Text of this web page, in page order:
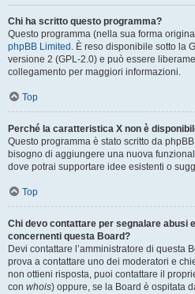
Chi ha scritto questo programma?
Questo programma (nella sua forma
phpBB Limited . È reso disponibile sotto la
versione 2 (GPL-2.0) e può essere
collegamento per maggiori informazioni.
Top
Perché la caratteristica X non è
Questo programma è stato scritto da
bisogno di aggiungere una nuova
dove potrai supportare idee esistenti o
Top
Chi devo contattare per segnalare abusi
concernenti questa Board?
Devi contattare l’amministratore di questa
prova a contattare uno dei moderatori e
non ottieni risposta, puoi contattare il
con whois) oppure, se la Board è ospitata